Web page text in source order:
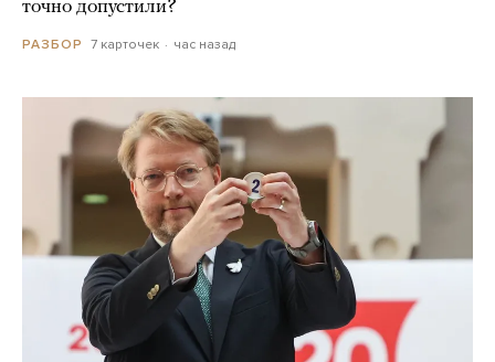
точно допустили?
РАЗБОР 7 карточек час назад